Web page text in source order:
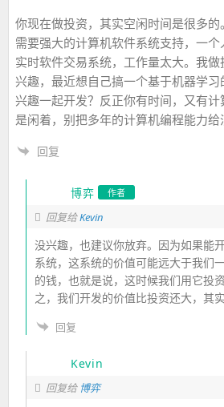
你现在做投资，其实空闲时间是很多的
需要强大的计算机软件系统支持，一
实时软件交易系统，工作量太大。我
兴趣，最近想自己搞一个基于机器学
兴趣一起开发？反正你有时间，又有
是闲着，别把多年的计算机编程能力给
回复
博弈 作者
回复给Kevin
没兴趣，也建议你放弃。因为如果能
系统，这系统的价值可能远大于我们
的钱，也就是说，这时候我们用它投
之，我们开发的价值比投资还大，其
回复
Kevin
回复给 博弈